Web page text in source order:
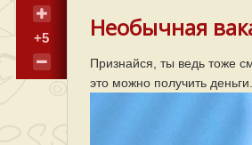
+5 Необычная
Признайся, ты ведь тоже
это можно получить